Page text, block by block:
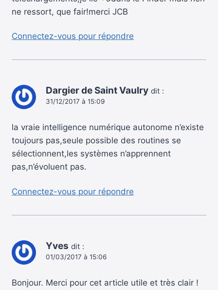
ne ressort, que fair!merci JCB
Connectez-vous pour répondre
Dargier de Saint Vaulry dit :
31/12/2017 à 15:09
la vraie intelligence numérique autonome n’existe
toujours pas,seule possible des routines se
sélectionnent,les systèmes n’apprennent
pas,n’évoluent pas.
Connectez-vous pour répondre
Yves dit :
01/03/2017 à 15:06
Bonjour. Merci pour cet article utile et très clair !